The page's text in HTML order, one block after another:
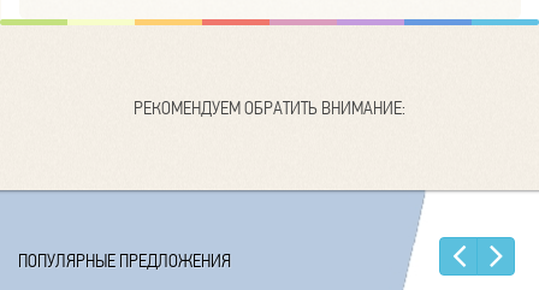
РЕКОМЕНДУЕМ ОБРАТИТЬ ВНИМАНИЕ:
ПОПУЛЯРНЫЕ ПРЕДЛОЖЕНИЯ